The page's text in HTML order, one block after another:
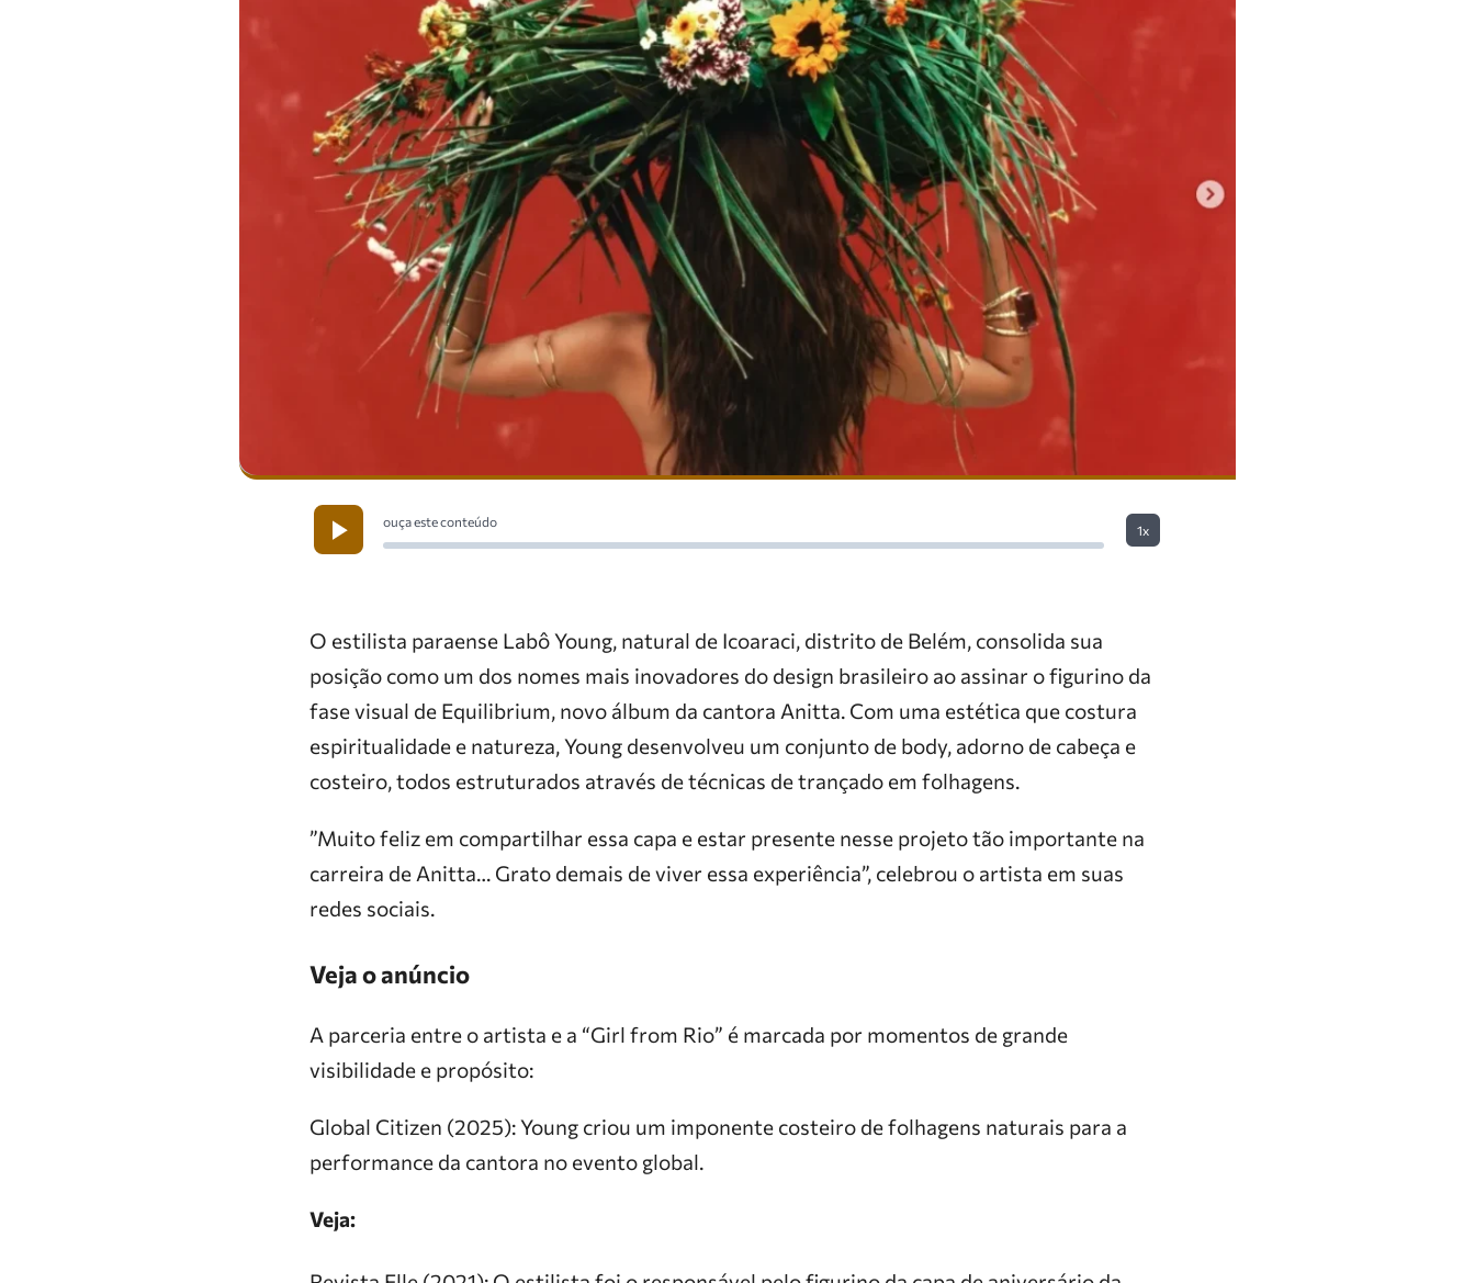
ouça este conteúdo
1x
O estilista paraense Labô Young, natural de Icoaraci, distrito de Belém, consolida sua
posição como um dos nomes mais inovadores do design brasileiro ao assinar o figurino da
fase visual de Equilibrium, novo álbum da cantora Anitta. Com uma estética que costura
espiritualidade e natureza, Young desenvolveu um conjunto de body, adorno de cabeça e
costeiro, todos estruturados através de técnicas de trançado em folhagens.
​”Muito feliz em compartilhar essa capa e estar presente nesse projeto tão importante na
carreira de Anitta… Grato demais de viver essa experiência”, celebrou o artista em suas
redes sociais.
Veja o anúncio
​A parceria entre o artista e a “Girl from Rio” é marcada por momentos de grande
visibilidade e propósito:
Global Citizen (2025): Young criou um imponente costeiro de folhagens naturais para a
performance da cantora no evento global.
Veja: